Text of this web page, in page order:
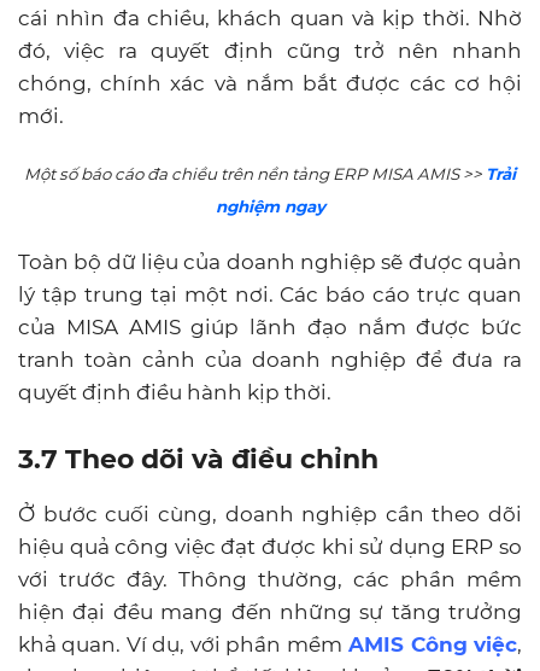
cái nhìn đa chiều, khách quan và kịp thời. Nhờ
đó, việc ra quyết định cũng trở nên nhanh
chóng, chính xác và nắm bắt được các cơ hội
mới.
Một số báo cáo đa chiều trên nền tảng ERP MISA AMIS >> Trải
nghiệm ngay
Toàn bộ dữ liệu của doanh nghiệp sẽ được quản
lý tập trung tại một nơi. Các báo cáo trực quan
của MISA AMIS giúp lãnh đạo nắm được bức
tranh toàn cảnh của doanh nghiệp để đưa ra
quyết định điều hành kịp thời.
3.7 Theo dõi và điều chỉnh
Ở bước cuối cùng, doanh nghiệp cần theo dõi
hiệu quả công việc đạt được khi sử dụng ERP so
với trước đây. Thông thường, các phần mềm
hiện đại đều mang đến những sự tăng trưởng
khả quan. Ví dụ, với phần mềm AMIS Công việc,